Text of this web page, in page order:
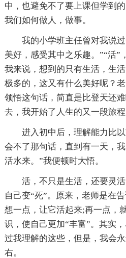
中，也避免不了要上课但学到
我们如何做人，做事。
我的小学班主任曾对我说
美好，感受其中之乐趣。”“活”
我来说，想到的只有生活，生
极多的，这又有什么美好呢？
领悟这句话，简直是比登天还
去，我开始了人生的又一段旅程
进入初中后，理解能力比
会不了那句话，直到有一天，
活水来。”我便顿时大悟。
活，不只是生活，还要灵
自己变“死”。原来，老师是在
想一点，让它活起来;再一点，
识，使自己更加“丰富”。其实
过我理解的这些，但是，我会
右。